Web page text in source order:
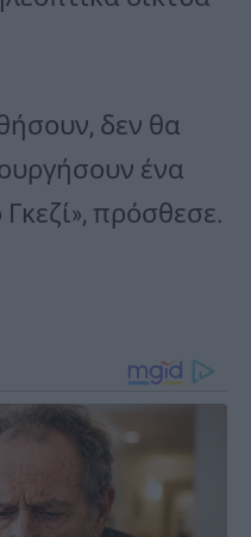
δεν θα
ένα
πρόσθεσε.